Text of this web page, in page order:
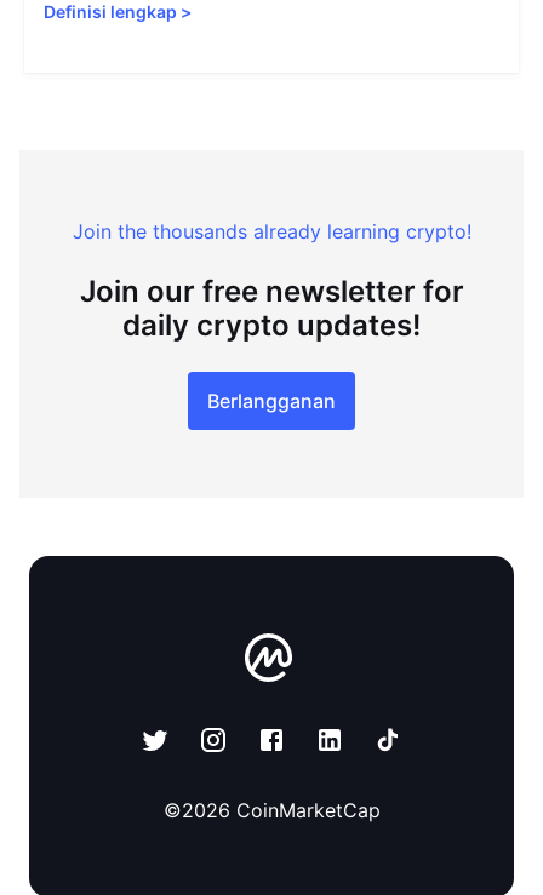
Definisi lengkap >
Join the thousands already learning crypto!
Join our free newsletter for
daily crypto updates!
Berlangganan
©2026 CoinMarketCap